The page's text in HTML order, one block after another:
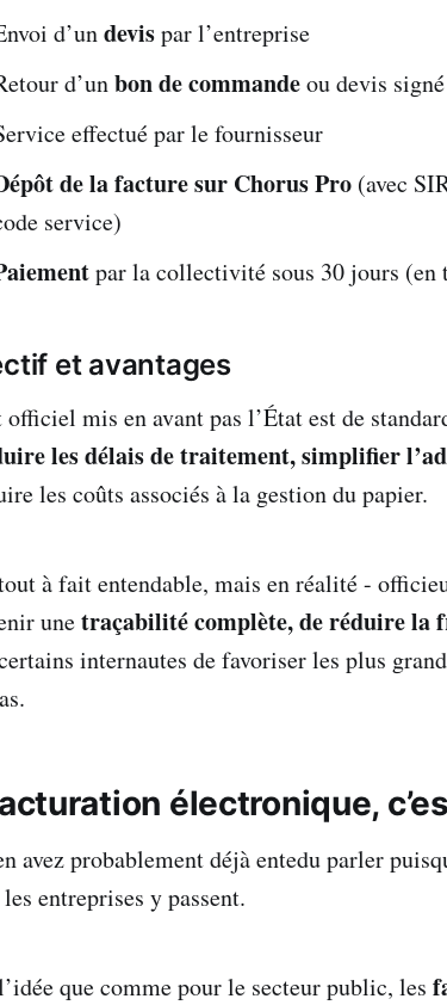
d’undevispar l’entreprise
d’unbon de commandeou devis
effectué par le fournisseur
de la facture sur Chorus Pro (avec
service)
par la collectivité sous 30 jours (en
et avantages
mis en avant pas l’État est de
les délais de traitement, simplifier
les coûts associés à la gestion du papier.
à fait entendable, mais en réalité -
unetraçabilité complète, de réduire la
internautes de favoriser les plus
électronique,
avez probablement déjà entedu parler
entreprises y passent.
que comme pour le secteur public, les